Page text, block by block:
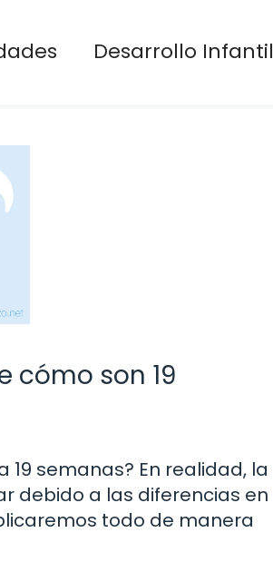
Desarrollo Infantil
cómo son 19
semanas? En realidad, la
debido a las diferencias en
todo de manera